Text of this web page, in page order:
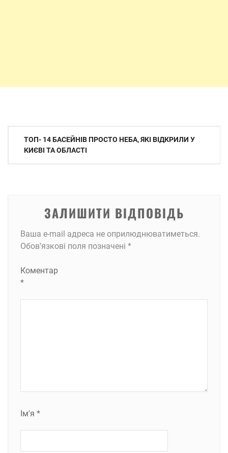
Навігація
записів
ТОП- 14 БАСЕЙНІВ ПРОСТО НЕБА, ЯКІ ВІДКРИЛИ У
КИЄВІ ТА ОБЛАСТІ
ЗАЛИШИТИ ВІДПОВІДЬ
Ваша e-mail адреса не оприлюднюватиметься.
Обов’язкові поля позначені *
Коментар
*
Ім'я *